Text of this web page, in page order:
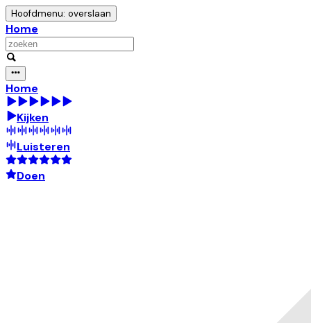
Hoofdmenu: overslaan
Home
Home
Kijken
Luisteren
Doen